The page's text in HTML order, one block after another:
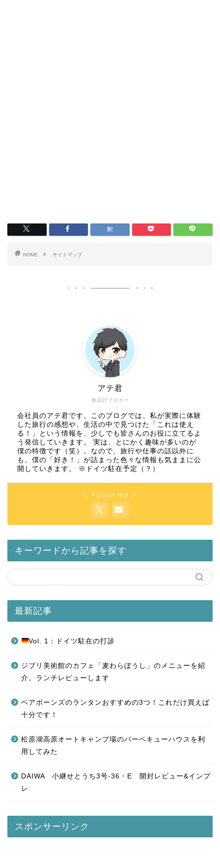
HOME サイトマップ
旅設計ブロガー
アテ君
会社員のアテ君です。このブログでは、私が実際に体験
した旅行の感想や、生活の中で見つけた「これは使え
る！」という情報を、少しでも皆さんのお役に立てるよ
う発信していきます。 実は、とにかく趣味が多いのが
僕の特徴です（笑）。なので、旅行や仕事の話以外に
も、僕の「好き！」が詰まった色々な情報も気ままに公
開していきます。 ※ドイツ駐在予定（？）
＼ Follow me ／
キーワードから記事を探す
最新記事
Vol. 1：ドイツ駐在の打診
ジブリ美術館のカフェ「麦わらぼうし」のメニューを紹
介。ランチレビューします
ベアボーンズのランタンおすすめの3つ！これだけ買えば
十分です！
松原湖高原オートキャンプ場のバーベキューハウスを利
用してみた
DAIWA 小継せとうち3号-36・E 開封レビュー&インプ
レ
スポンサーリンク